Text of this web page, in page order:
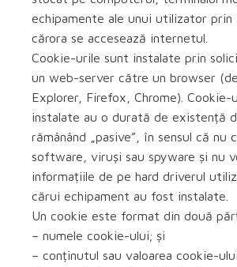
echipamente ale unui utilizator prin
cărora se accesează internetul.
Cookie-urile sunt instalate prin
un web-server către un browser
Explorer, Firefox, Chrome). Cookie-
instalate au o durată de existență
rămânând „pasive”, în sensul că nu
software, viruși sau spyware și nu
informațiile de pe hard driverul
cărui echipament au fost instalate.
Un cookie este format din două
– numele cookie-ului; și
– conținutul sau valoarea cookie-ului.